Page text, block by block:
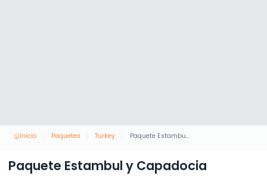
Inicio Paquetes Turkey Paquete Estambul y Capadocia
Paquete Estambul y Capadocia